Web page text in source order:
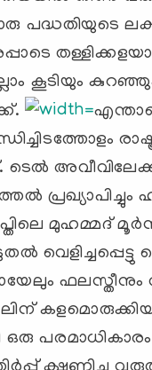
കൂടിയും
അവീവിലേക്ക്
മുഹമ്മദ്
വെളിച്ചപ്പെട്ടു
ഫലസ്തീനും
പരമാധികാരം